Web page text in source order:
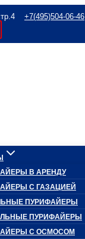
+7(495)504-06-46
В АРЕНДУ
С ГАЗАЦИЕЙ
ПУРИФАЙЕРЫ
ПУРИФАЙЕРЫ
С ОСМОСОМ